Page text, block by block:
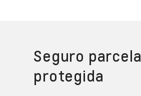
Seguro parcela
protegida